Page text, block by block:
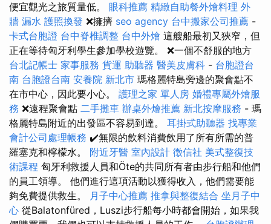
便宜觀光之旅質量低。 眼科推薦 精緻自助餐外燴料理 外
牆 漏水 護照換發 ❌擁擠 seo agency 台中搬家公司推薦 -
卡式台胞證 台中脊椎調整 台中外燴 這艘船最初又狹窄，但
正在等待匈牙利學生參加學校遊覽。 ❌一個不舒服的地方
台北記帳士 家事服務 貨運 助聽器 醫美皮膚科 - 台胞證台
南 台胞證台南 安養院 新北市 瑪格麗特島旁邊的聚會點不
在市中心，因此要小心。 護理之家 單人房 婚禮專屬外燴服
務 ❌遠程聚會點 二手攤車 辦桌外燴推薦 新北按摩服務 - 瑪
格麗特島附近的出發區不容易到達。 耳掛式助聽器 找專業
會計公司處理帳務 ✔️無限的飲料消費飲用了所有所需的普
羅塞克和檸檬水。 附近牙醫 室內設計 徵信社 美式整復技
術課程 匈牙利救援人員和Öte的共同所有者由步行船和他們
的員工領導。 他們進行這項活動以獲得收入，他們需要能
夠免費提供救生。 月子中心推薦 推拿與整復結合 坐月子中
心 從Balatonfüred，Luszi步行船每小時都會開始，如果我